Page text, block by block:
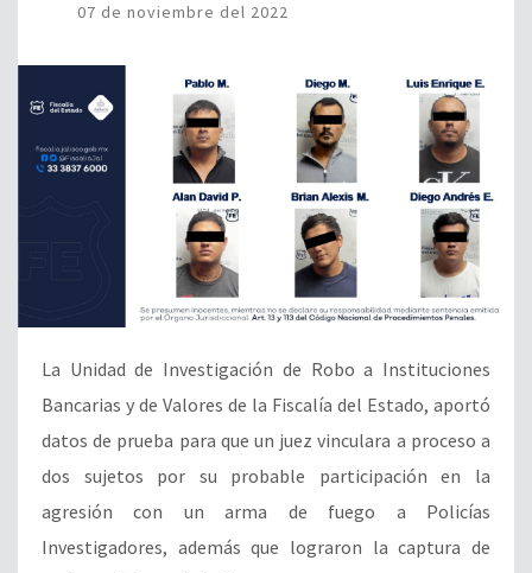
07 de noviembre del 2022
La Unidad de Investigación de Robo a Instituciones
Bancarias y de Valores de la Fiscalía del Estado, aportó
datos de prueba para que un juez vinculara a proceso a
dos sujetos por su probable participación en la
agresión con un arma de fuego a Policías
Investigadores, además que lograron la captura de